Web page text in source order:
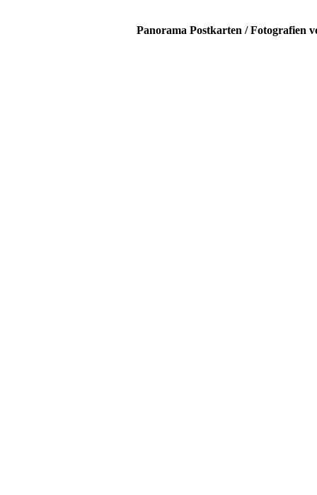
Panorama Postkarten / Fotografien